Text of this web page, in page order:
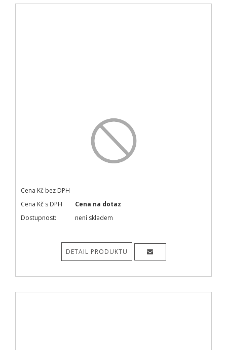
Cena Kč bez DPH
Cena Kč s DPH
Cena na dotaz
Dostupnost:
není skladem
DETAIL PRODUKTU